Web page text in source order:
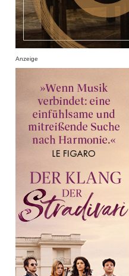
Anzeige